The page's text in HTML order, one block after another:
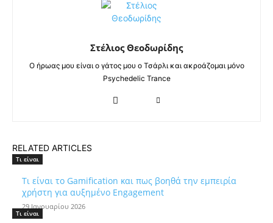
Στέλιος Θεοδωρίδης
Ο ήρωας μου είναι ο γάτος μου ο Τσάρλι και ακροάζομαι μόνο
Psychedelic Trance
RELATED ARTICLES
Τι είναι
Τι είναι το Gamification και πως βοηθά την εμπειρία
χρήστη για αυξημένο Engagement
29 Ιανουαρίου 2026
Τι είναι